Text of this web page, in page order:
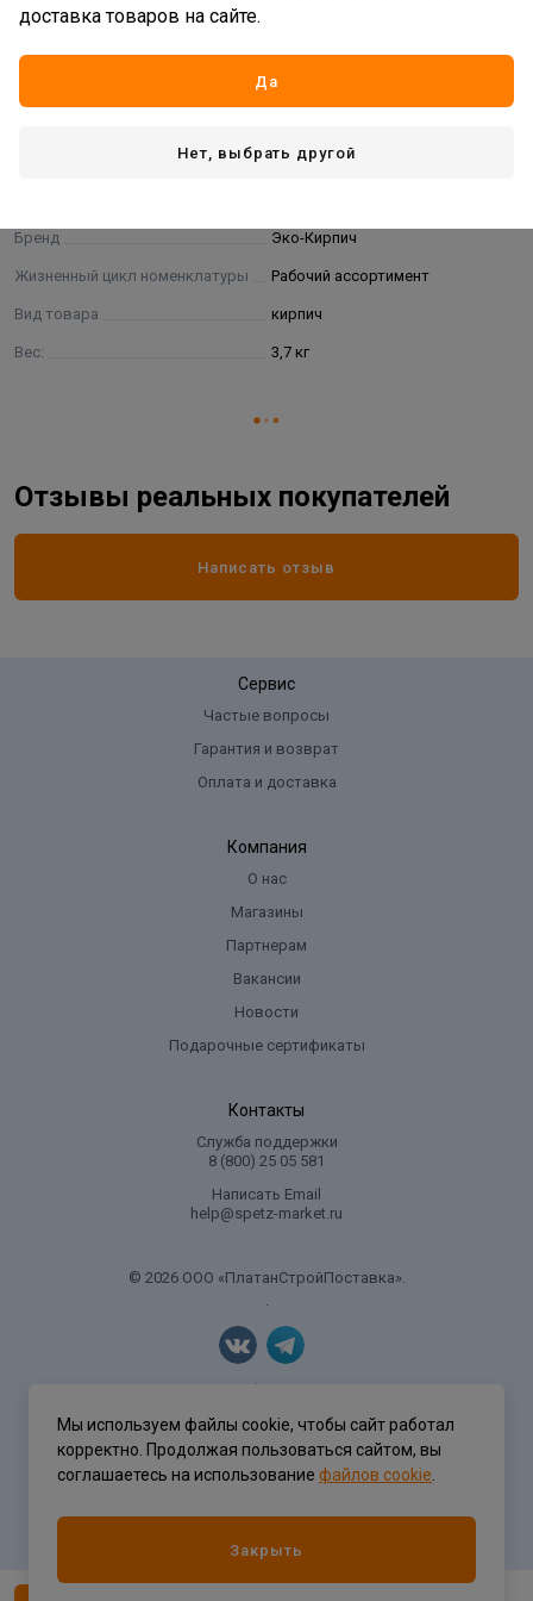
Кирпич "Европейский" с гладкой фактурой выпускается
с линейными размерами: длина 250 мм, ширина 120
Характеристики
Бренд Эко-Кирпич
Жизненный цикл номенклатуры Рабочий ассортимент
Вид товара кирпич
Вес: 3,7 кг
Отзывы реальных покупателей
Написать отзыв
Сервис
Частые вопросы
Гарантия и возврат
Оплата и доставка
Компания
О нас
Магазины
Партнерам
Вакансии
Новости
Подарочные сертификаты
Контакты
Служба поддержки
8 (800) 25 05 581
Написать Email
help@spetz-market.ru
© 2026 ООО «ПлатанСтройПоставка».
.
Политика конфиденциальности
доставка товаров на сайте.
Да
Нет, выбрать другой
Мы используем файлы cookie, чтобы сайт работал
корректно. Продолжая пользоваться сайтом, вы
соглашаетесь на использование файлов cookie
Закрыть